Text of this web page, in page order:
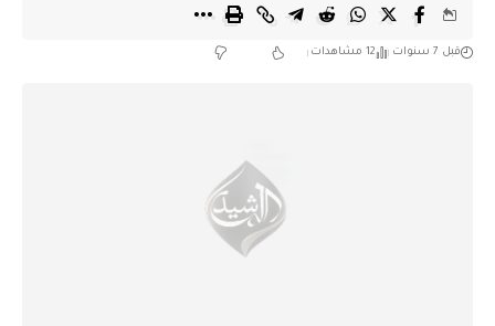
قبل 7 سنوات 12 مشاهدات